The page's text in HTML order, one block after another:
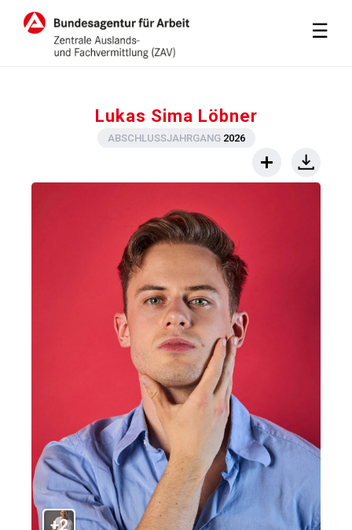
☰
Lukas Sima Löbner
ABSCHLUSSJAHRGANG 2026
+2